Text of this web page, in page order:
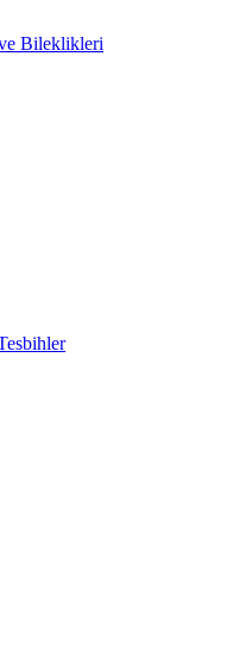
Bileklikleri